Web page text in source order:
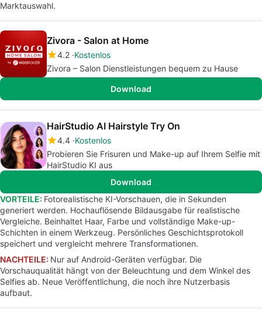
Marktauswahl.
Zivora - Salon at Home
4.2 Kostenlos
Zivora – Salon Dienstleistungen bequem zu Hause
Download
HairStudio AI Hairstyle Try On
4.4 Kostenlos
Probieren Sie Frisuren und Make-up auf Ihrem Selfie mit
HairStudio KI aus
Download
VORTEILE: Fotorealistische KI-Vorschauen, die in Sekunden
generiert werden. Hochauflösende Bildausgabe für realistische
Vergleiche. Beinhaltet Haar, Farbe und vollständige Make-up-
Schichten in einem Werkzeug. Persönliches Geschichtsprotokoll
speichert und vergleicht mehrere Transformationen.
NACHTEILE: Nur auf Android-Geräten verfügbar. Die
Vorschauqualität hängt von der Beleuchtung und dem Winkel des
Selfies ab. Neue Veröffentlichung, die noch ihre Nutzerbasis
aufbaut.